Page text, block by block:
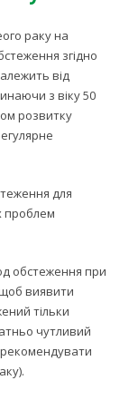
раку на
згідно
від
з віку 50
розвитку
для
проблем
обстеження при
виявити
тільки
чутливий